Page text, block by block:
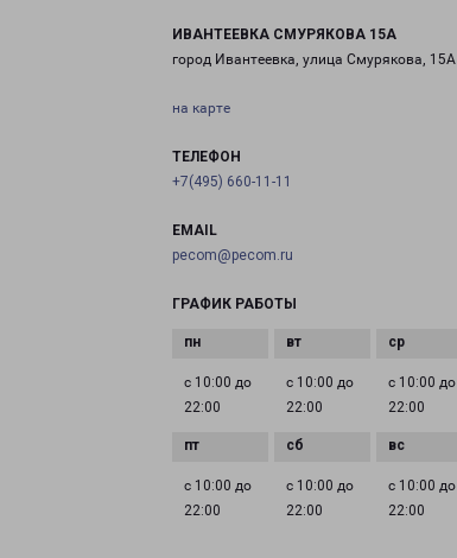
ИВАНТЕЕВКА СМУРЯКОВА 15А
город Ивантеевка, улица Смурякова, 15А
на карте
ТЕЛЕФОН
+7(495) 660-11-11
EMAIL
pecom@pecom.ru
ГРАФИК РАБОТЫ
с 10:00 до
22:00
с 10:00 до
22:00
с 10:00 до
22:00
с 10:00 до
22:00
с 10:00 до
22:00
с 10:00 до
22:00